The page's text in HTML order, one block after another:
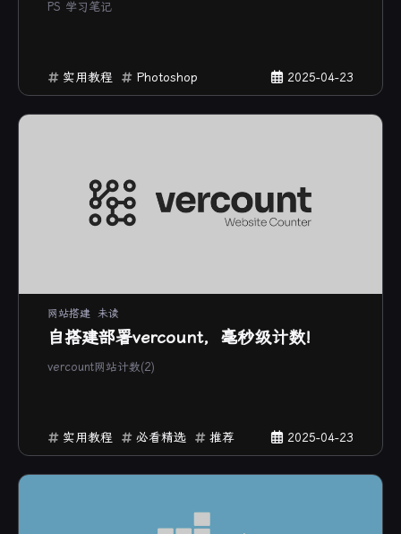
PS 学习笔记
2025-04-23
实用教程 Photoshop
网站搭建 未读
自搭建部署vercount，毫秒级计数!
vercount网站计数(2)
2025-04-23
实用教程 必看精选 推荐